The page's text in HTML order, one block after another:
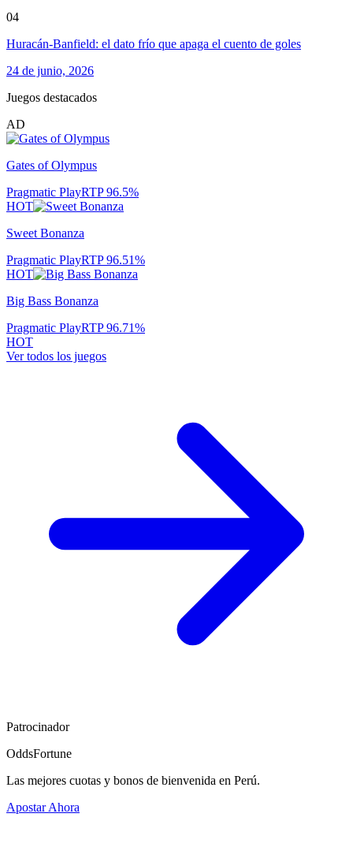
04
Huracán-Banfield: el dato frío que apaga el cuento de goles
24 de junio, 2026
Juegos destacados
AD
Gates of Olympus
Pragmatic PlayRTP96.5%
HOT
Sweet Bonanza
Pragmatic PlayRTP96.51%
HOT
Big Bass Bonanza
Pragmatic PlayRTP96.71%
HOT
Ver todos los juegos
Patrocinador
OddsFortune
Las mejores cuotas y bonos de bienvenida en Perú.
Apostar Ahora